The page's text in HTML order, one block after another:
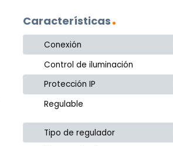
Características
Conexión
Control de iluminación
Protección IP
Regulable
Tipo de regulador